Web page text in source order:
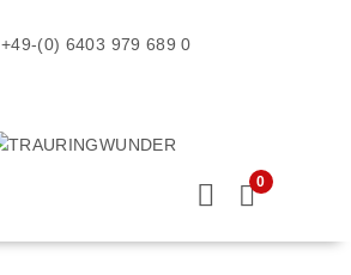
+49-(0) 6403 979 689 0
0